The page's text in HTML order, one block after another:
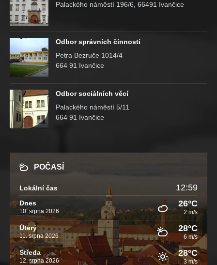
Palackého náměstí 196/6, 66491 Ivančice
Odbor správních činností
Petra Bezruče 1014/4
664 91 Ivančice
Odbor sociálních věcí
Palackého náměstí 5/11
664 91 Ivančice
POČASÍ
Lokální čas 12:59
Dnes
10. srpna 2026
26°C
2 m/s
Úterý
11. srpna 2026
28°C
6 m/s
Středa
12. srpna 2026
28°C
3 m/s